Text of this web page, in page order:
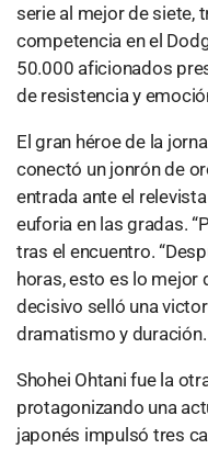
serie al mejor de siete,
competencia en el
50.000 aficionados
de resistencia y
El gran héroe de la
conectó un jonrón de
entrada ante el
euforia en las gradas.
tras el encuentro.
horas, esto es lo mejor
decisivo selló una
dramatismo y duración.
Shohei Ohtani fue la
protagonizando una
japonés impulsó tres